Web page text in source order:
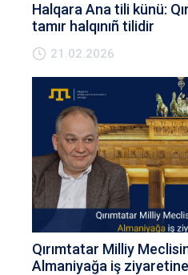
Halqara Ana tili künü:
tamır halqınıñ tilidir
21.02.2026
Qırımtatar Milliy
Almaniyağa iş